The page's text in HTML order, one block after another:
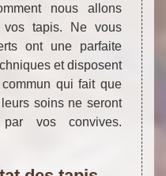
nous allons
vos tapis. Ne vous
ont une parfaite
et disposent
qui fait que
soins ne seront
vos convives.